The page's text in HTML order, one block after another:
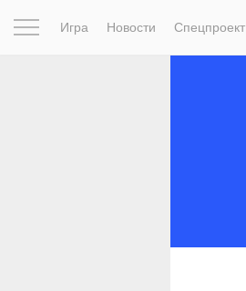
Игра Новости Спецпроект